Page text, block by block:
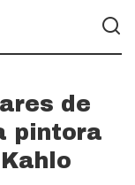
de
pintora